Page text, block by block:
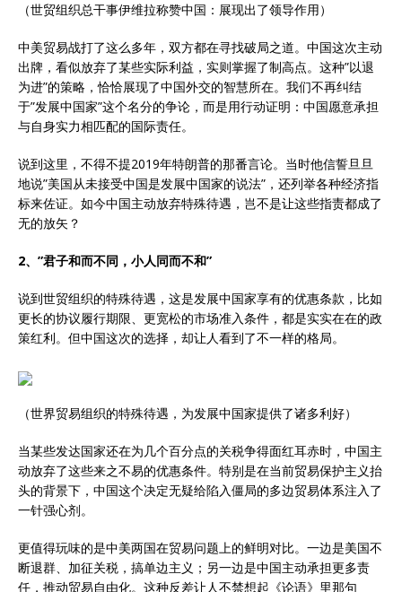
（世贸组织总干事伊维拉称赞中国：展现出了领导作用）
中美贸易战打了这么多年，双方都在寻找破局之道。中国这次主动
出牌，看似放弃了某些实际利益，实则掌握了制高点。这种”以退
为进”的策略，恰恰展现了中国外交的智慧所在。我们不再纠结
于”发展中国家”这个名分的争论，而是用行动证明：中国愿意承担
与自身实力相匹配的国际责任。
说到这里，不得不提2019年特朗普的那番言论。当时他信誓旦旦
地说”美国从未接受中国是发展中国家的说法”，还列举各种经济指
标来佐证。如今中国主动放弃特殊待遇，岂不是让这些指责都成了
无的放矢？
2、”君子和而不同，小人同而不和”
说到世贸组织的特殊待遇，这是发展中国家享有的优惠条款，比如
更长的协议履行期限、更宽松的市场准入条件，都是实实在在的政
策红利。但中国这次的选择，却让人看到了不一样的格局。
（世界贸易组织的特殊待遇，为发展中国家提供了诸多利好）
当某些发达国家还在为几个百分点的关税争得面红耳赤时，中国主
动放弃了这些来之不易的优惠条件。特别是在当前贸易保护主义抬
头的背景下，中国这个决定无疑给陷入僵局的多边贸易体系注入了
一针强心剂。
更值得玩味的是中美两国在贸易问题上的鲜明对比。一边是美国不
断退群、加征关税，搞单边主义；另一边是中国主动承担更多责
任，推动贸易自由化。这种反差让人不禁想起《论语》里那句